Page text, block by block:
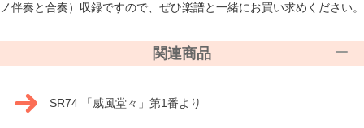
ノ伴奏と合奏）収録ですので、ぜひ楽譜と一緒にお買い求めください。
関連商品
SR74 「威風堂々」第1番より